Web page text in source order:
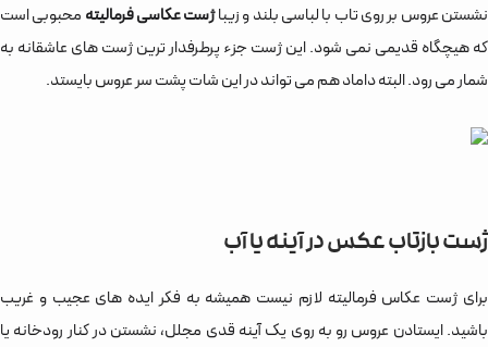
نشستن عروس بر روی تاب با لباسی بلند و زیباژست عکاسی فرمالیته محبوبی است
که هیچگاه قدیمی نمی شود. این ژست جزء پرطرفدار ترین ژست های عاشقانه به
شمار می رود. البته داماد هم می تواند در این شات پشت سر عروس بایستد.
ژست بازتاب عکس در آینه یا آب
برای ژست عکاس فرمالیته لازم نیست همیشه به فکر ایده های عجیب و غریب
باشید. ایستادن عروس رو به روی یک آینه قدی مجلل، نشستن در کنار رودخانه یا